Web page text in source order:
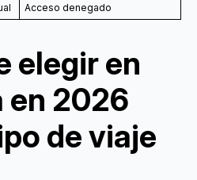
Acceso denegado
elegir en
en 2026
de viaje